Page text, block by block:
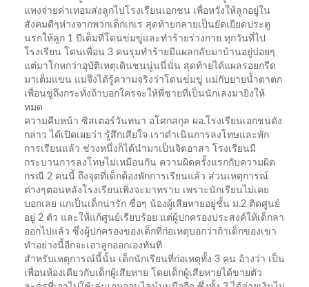
แพงจ่ายค่าเทอมส่งลูกไปโรงเรียนเอกชน เพื่อหวังให้ลูกอยู่ใน
สังคมดีๆห่างจากพวกเด็กเกเร สุดท้ายกลายเป็นยัดเยียดประตู
นรกให้ลูก 1 ปีเต็มที่โดนข่มขู่และทำร้ายร่างกาย ทุกวันที่ไป
โรงเรียน โดนเพื่อน 3 คนรุมทำร้ายมีแผลกลับมาบ้านอยู่บ่อยๆ
แต่มาโกหกว่าอุบัติเหตุเดินชนนู่นนี่นั่น สุดท้ายได้แผลรอยกรีด
มาเต็มแขน แม่จึงได้รู้ความจริงว่าโดนข่มขู่ แม่กับยายน้ำตาตก
เพื่อนขู่ถึงกระทั่งถ้าบอกใครจะให้พี่ชายที่เป็นนักเลงมายิงให้
หมด
ความคืบหน้า ซิสเตอร์วันทนา อโศกสกุล ผอ.โรงเรียนเอกชนดัง
กล่าว ได้เปิดเผยว่า รู้สึกเสียใจ เราดำเนินการลงโทษและพัก
การเรียนแล้ว ช่วงหนึ่งก็ได้นำมาเป็นจิตอาสา โรงเรียนมี
กระบวนการลงโทษไม่เหมือนกัน ความผิดครั้งแรกกับความผิด
กรณี 2 คนนี้ ถึงจุดที่เด็กต้องพักการเรียนแล้ว ส่วนเหตุการณ์
ต่างๆตอนหลังโรงเรียนเพิ่งจะมาทราบ เพราะนักเรียนไม่เคย
บอกเลย แกเป็นเด็กน่ารัก ซื่อๆ น้องผู้เสียหายอยู่ชั้น ม.2 ติดศูนย์
อยู่ 2 ตัว และให้แก้ศูนย์เรียบร้อย แต่ผู้ปกครองประสงค์ให้เด็กลา
ออกไปแล้ว ซึ่งผู้ปกครองของเด็กที่ก่อเหตุบอกว่าถ้าเด็กของเขา
ทำอย่างนี้อีกจะเอาลูกออกเองทันที
สำหรับเหตุการณ์นี้นั้น เด็กนักเรียนที่ก่อเหตุทั้ง 3 คน อ้างว่า เป็น
เพื่อนห้องเดียวกับเด็กผู้เสียหาย โดยเด็กผู้เสียหายได้ขายตัว